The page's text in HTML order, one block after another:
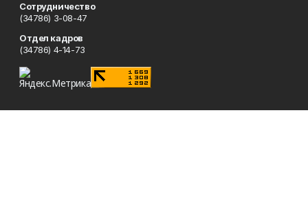
Сотрудничество
(34786) 3-08-47
Отдел кадров
(34786) 4-14-73